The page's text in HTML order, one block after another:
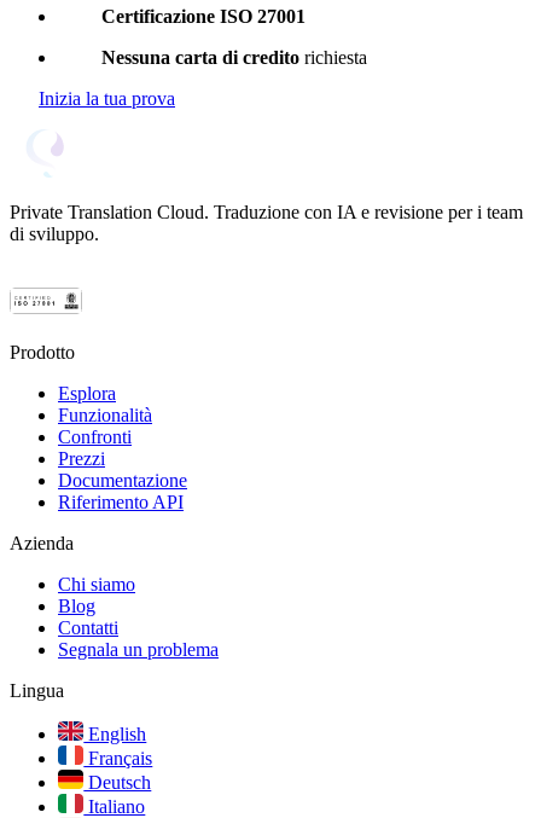
Certificazione ISO 27001
Nessuna carta di credito richiesta
Inizia la tua prova
Private Translation Cloud. Traduzione con IA e revisione per i team
di sviluppo.
Prodotto
Esplora
Funzionalità
Confronti
Prezzi
Documentazione
Riferimento API
Azienda
Chi siamo
Blog
Contatti
Segnala un problema
Lingua
English
Français
Deutsch
Italiano